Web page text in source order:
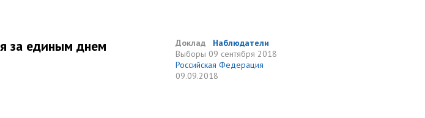
за единым днем
Доклад
Наблюдатели
Выборы 09 сентября 2018
Российская Федерация
09.09.2018